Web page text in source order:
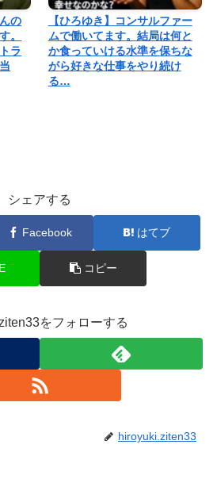
の
。
ラ
【ひろゆき】コンサルファー
ムで働いてます。結局は何と
か食っていける水準を保ちな
がら好きな仕事をやり続け
る…
シェアする
Facebook はてブ
コピー
をフォローする
hiroyuki.ziten33